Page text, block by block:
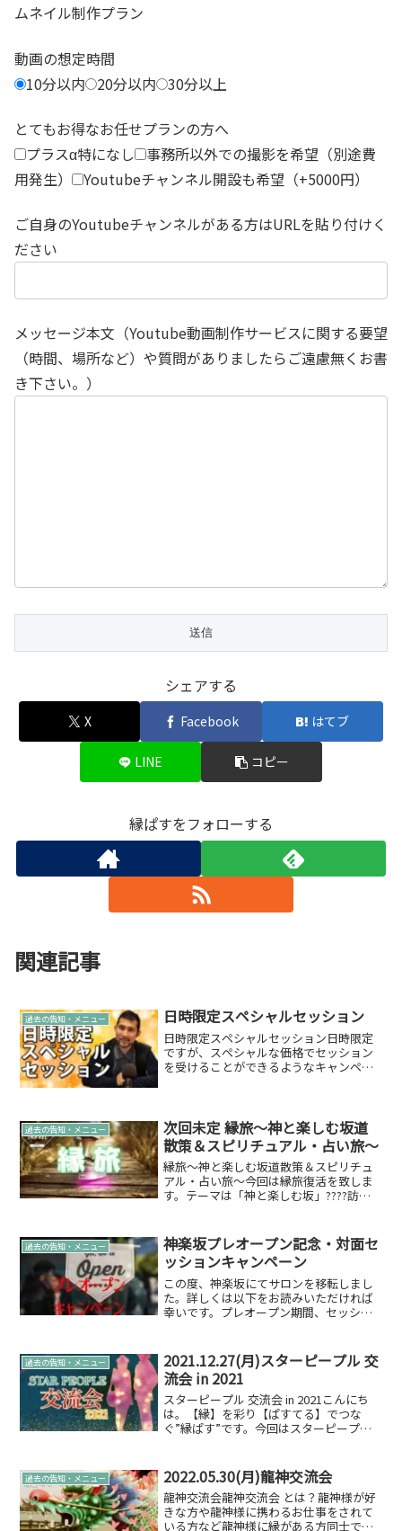
ムネイル制作プラン
動画の想定時間
10分以内
20分以内 30分以上
とてもお得なお任せプランの方へ
プラスα特になし
事務所以外での撮影を希望（別途費
用発生）
Youtubeチャンネル開設も希望（+5000円）
ご自身のYoutubeチャンネルがある方はURLを貼り付けく
ださい
メッセージ本文（Youtube動画制作サービスに関する要望
（時間、場所など）や質問がありましたらご遠慮無くお書
き下さい。）
シェアする
X Facebook はてブ
LINE コピー
縁ぱすをフォローする
関連記事
過去の告知・メニュー 日時限定スペシャルセッション
日時限定スペシャルセッション日時限定
ですが、スペシャルな価格でセッション
を受けることができるようなキャンペー
11:00～12:...
過去の告知・メニュー
次回未定 縁旅～神と楽しむ坂道
散策＆スピリチュアル・占い旅～
縁旅～神と楽しむ坂道散策＆スピリチュ
アル・占い旅～今回は縁旅復活を致しま
す。テーマは「神と楽しむ坂」????訪れ
加されます雄介なんと！縁ぱすではお久
しぶり!?な修さ...
過去の告知・メニュー
神楽坂プレオープン記念・対面セ
ッションキャンペーン
この度、神楽坂にてサロンを移転しまし
た。詳しくは以下をお読みいただければ
幸いです。プレオープン期間、セッショ
11月20日（金）の間プレオープン期間と
させてい...
過去の告知・メニュー
2021.12.27(月)スターピープル 交
流会 in 2021
スターピープル 交流会 in 2021こんにち
は。【縁】を彩り【ぱすてる】でつな
ぐ”縁ぱす”です。今回はスターピープル
プルであり覚醒したのをきっかけに、地...
過去の告知・メニュー 2022.05.30(月)龍神交流会
龍神交流会龍神交流会 とは？龍神様が好
きな方や龍神様に携わるお仕事をされて
いる方など龍神様に縁がある方同士で交